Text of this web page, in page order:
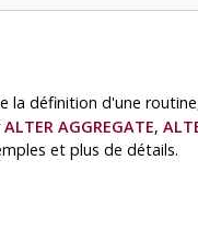
la définition d'une
ALTER AGGREGATE,
et plus de détails.